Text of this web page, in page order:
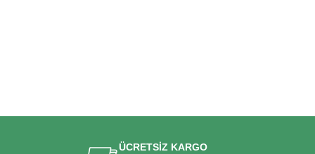
ÜCRETSİZ KARGO